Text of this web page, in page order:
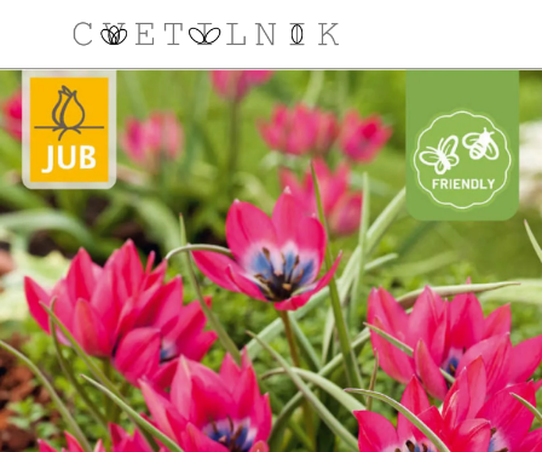
VAŠA KOŠARICA JE